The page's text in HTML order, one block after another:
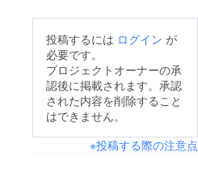
ていたことですが、自
分の常識は世間の非常
識ということなので
しょうか。動画サイト
観る時に、とても重宝
してます。まあ、それ
でもめげずに商品化し
投稿するには ログイン が
必要です。
プロジェクトオーナーの承
認後に掲載されます。承認
された内容を削除すること
はできません。
※投稿する際の注意点